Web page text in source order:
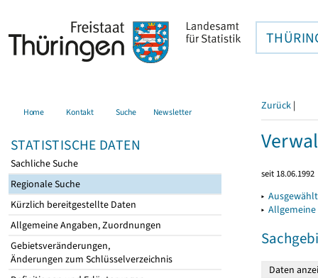
Home Kontakt Suche Newsletter
STATISTISCHE DATEN
Sachliche Suche
Regionale Suche
Kürzlich bereitgestellte Daten
Allgemeine Angaben, Zuordnungen
Gebietsveränderungen,
Änderungen zum Schlüsselverzeichnis
Zurück |
seit 18.06.1992
▸
▸